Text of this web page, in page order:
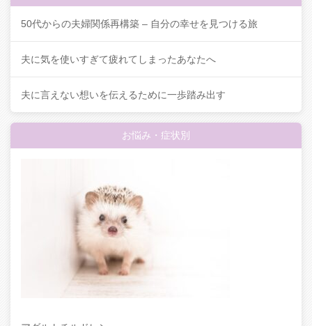
50代からの夫婦関係再構築 – 自分の幸せを見つける旅
夫に気を使いすぎて疲れてしまったあなたへ
夫に言えない想いを伝えるために一歩踏み出す
お悩み・症状別